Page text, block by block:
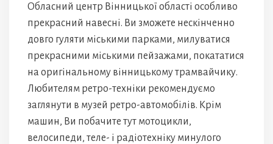
Обласний центр Вінницької області особливо
прекрасний навесні. Ви зможете нескінченно
довго гуляти міськими парками, милуватися
прекрасними міськими пейзажами, покататися
на оригінальному вінницькому трамвайчику.
Любителям ретро-техніки рекомендуємо
заглянути в музей ретро-автомобілів. Крім
машин, Ви побачите тут мотоцикли,
велосипеди, теле- і радіотехніку минулого